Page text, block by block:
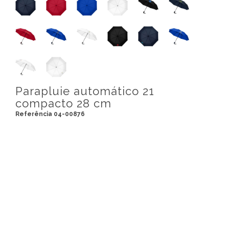
Parapluie automático 21
compacto 28 cm
Referência 04-00876